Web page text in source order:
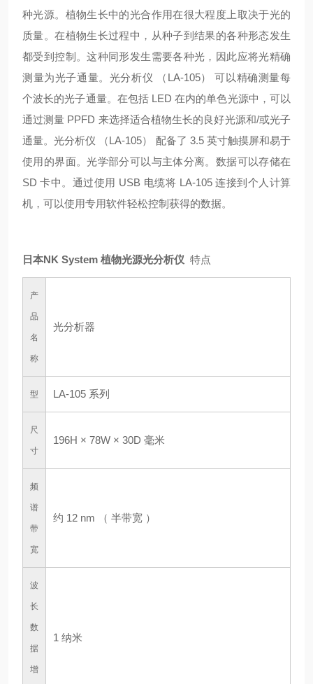
种光源。植物生长中的光合作用在很大程度上取决于光的
质量。在植物生长过程中，从种子到结果的各种形态发生
都受到控制。这种同形发生需要各种光，因此应将光精确
测量为光子通量。 光分析仪 （LA-105） 可以精确测量每
个波长的光子通量。在包括 LED 在内的单色光源中，可以
通过测量 PPFD 来选择适合植物生长的良好光源和/或光子
通量。光分析仪 （LA-105） 配备了 3.5 英寸触摸屏和易于
使用的界面。光学部分可以与主体分离。数据可以存储在
SD 卡中。通过使用 USB 电缆将 LA-105 连接到个人计算
机，可以使用专用软件轻松控制获得的数据。
日本NK System 植物光源光分析仪 特点
产
品
名
称
光分析器
型 LA-105 系列
尺
寸
196H × 78W × 30D 毫米
频
谱
带
宽
约 12 nm （ 半带宽 ）
波
长
数
据
增
1 纳米